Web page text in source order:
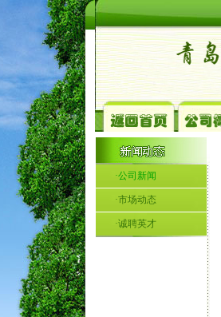
·公司新闻
·市场动态
·诚聘英才